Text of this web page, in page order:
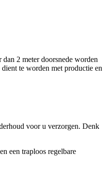
2 meter doorsnede worden
te worden met productie en
voor u verzorgen. Denk
een traploos regelbare